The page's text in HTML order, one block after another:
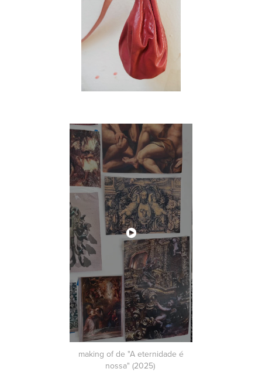
making of de "A eternidade é
nossa" (2025)